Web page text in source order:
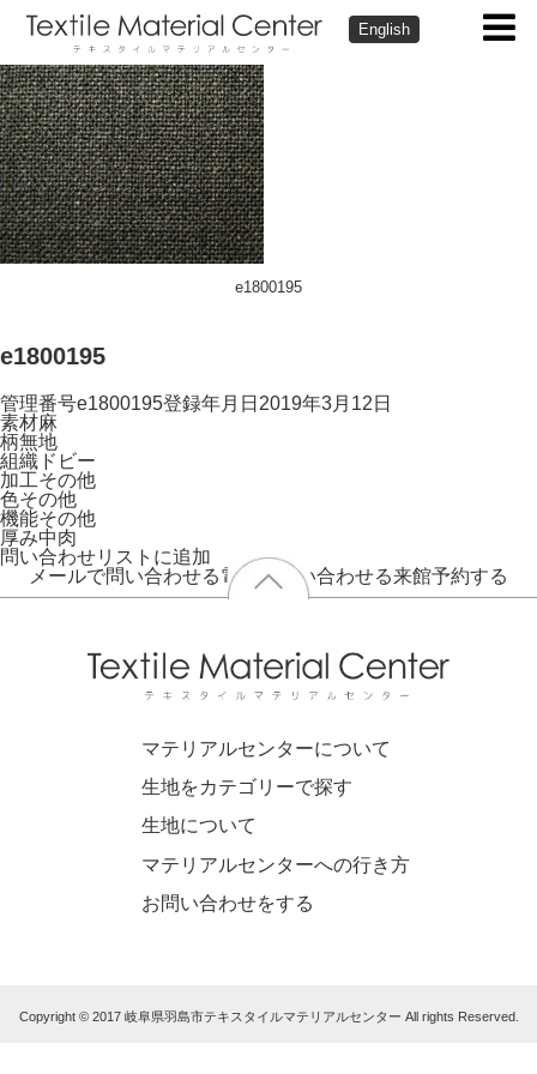
English
e1800195
e1800195
管理番号e1800195登録年月日 2019年3月12日
素材麻
柄無地
組織 ドビー
加工その他
色その他
機能その他
厚み中肉
問い合わせリストに追加
メールで問い合わせる電話で問い合わせる来館予約する
マテリアルセンターについて
生地をカテゴリーで探す
生地について
マテリアルセンターへの行き方
お問い合わせをする
Copyright © 2017 岐阜県羽島市テキスタイルマテリアルセンター All rights Reserved.